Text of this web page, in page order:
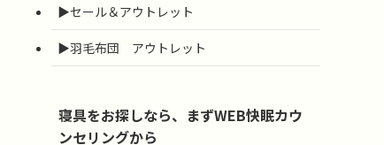
▶セール＆アウトレット
▶羽毛布団 アウトレット
寝具をお探しなら、まずWEB快眠カウ
ンセリングから